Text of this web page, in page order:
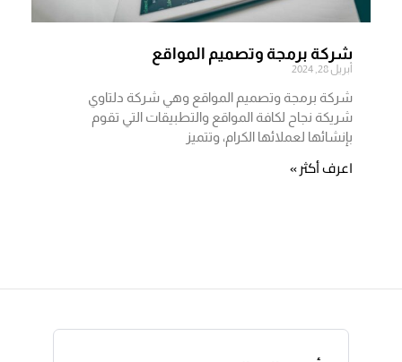
شركة برمجة وتصميم المواقع
أبريل 28, 2024
شركة برمجة وتصميم المواقع وهي شركة دلتاوي
شريكة نجاح لكافة المواقع والتطبيقات التي تقوم
بإنشائها لعملائها الكرام، وتتميز
اعرف أكثر »